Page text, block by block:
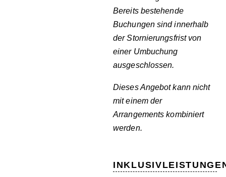
Bereits bestehende
Buchungen sind innerhalb
der Stornierungsfrist von
einer Umbuchung
ausgeschlossen.
Dieses Angebot kann nicht
mit einem der
Arrangementskombiniert
werden.